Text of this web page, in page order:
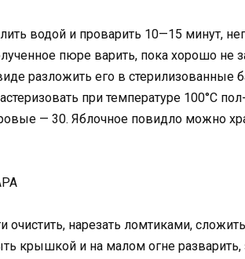
водой и проварить 10—15 минут,
пюре варить, пока хорошо не
разложить его в стерилизованные
при температуре 100°С
— 30. Яблочное повидло можно
очистить, нарезать ломтиками,
крышкой и на малом огне разварить,